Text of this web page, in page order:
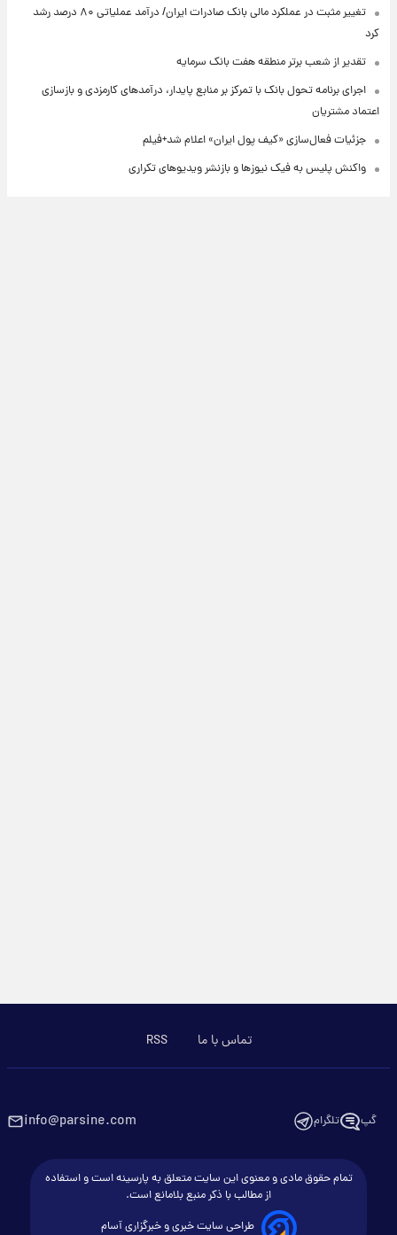
تغییر مثبت در عملکرد مالی بانک صادرات ایران/ درآمد عملیاتی ۸۰ درصد رشد
کرد
تقدیر از شعب برتر منطقه هفت بانک سرمایه
اجرای برنامه تحول بانک با تمرکز بر منابع پایدار، درآمدهای کارمزدی و بازسازی
اعتماد مشتریان
جزئیات فعال‌سازی «کیف پول ایران» اعلام شد+فیلم
واکنش پلیس به فیک نیوزها و بازنشر ویدیوهای تکراری
تماس با ما RSS
گپ تلگرام info@parsine.com
تمام حقوق مادی و معنوی این سایت متعلق به پارسینه است و استفاده
از مطالب با ذکر منبع بلامانع است.
طراحی سایت خبری و خبرگزاری آسام